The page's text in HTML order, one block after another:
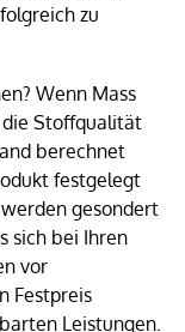
zu
Wenn Mass
die Stoffqualität
berechnet
festgelegt
gesondert
sich bei Ihren
vor
Festpreis
Leistungen.